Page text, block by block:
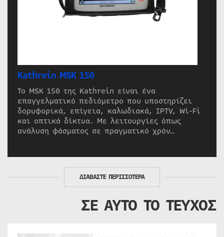
Kathrein MSK 150
Το MSK 150 της Kathrein είναι ένα
επαγγελματικό πεδιόμετρο που υποστηρίζει
δορυφορικά, επίγεια, καλωδιακά, IPTV, Wi-Fi
και οπτικά δίκτυα. Με λειτουργίες όπως
ανάλυση φάσματος σε πραγματικό χρόν…
ΔΙΑΒΑΣΤΕ ΠΕΡΙΣΣΟΤΕΡΑ
ΣΕ ΑΥΤΟ ΤΟ ΤΕΥΧΟΣ